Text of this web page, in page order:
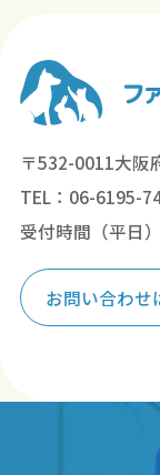
〒532-0011大阪
TEL：06-6195-
受付時間（平日
お問い合わせ